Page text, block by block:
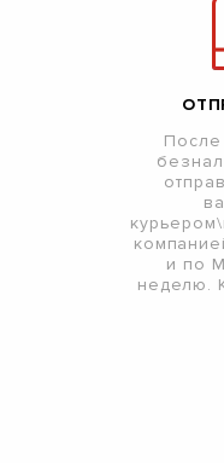
После
и по
неделю.